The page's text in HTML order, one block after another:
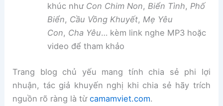
khúc như Con Chim Non, Biển Tình, Phố
Biển, Cầu Vồng Khuyết, Mẹ Yêu
Con, Cha Yêu… kèm link nghe MP3 hoặc
video để tham khảo
Trang blog chủ yếu mang tính chia sẻ phi lợi
nhuận, tác giả khuyến nghị khi chia sẻ hãy trích
nguồn rõ ràng là từcamamviet.com.